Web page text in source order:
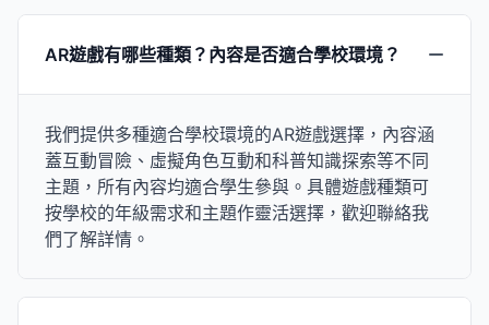
AR遊戲有哪些種類？內容是否適合學校環境？
我們提供多種適合學校環境的AR遊戲選擇，內容涵
蓋互動冒險、虛擬角色互動和科普知識探索等不同
主題，所有內容均適合學生參與。具體遊戲種類可
按學校的年級需求和主題作靈活選擇，歡迎聯絡我
們了解詳情。